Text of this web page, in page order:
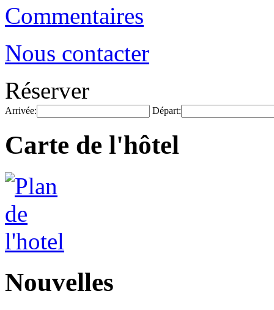
Commentaires
Nous contacter
Réserver
Arrivée: Départ:
Carte de l'hôtel
Nouvelles